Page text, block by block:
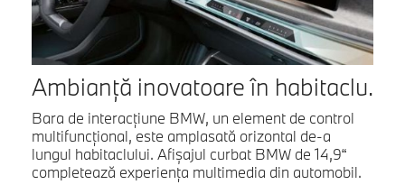
Ambianţă inovatoare în habitaclu.
Bara de interacţiune BMW, un element de control
multifuncţional, este amplasată orizontal de-a
lungul habitaclului. Afişajul curbat BMW de 14,9“
completează experienţa multimedia din automobil.